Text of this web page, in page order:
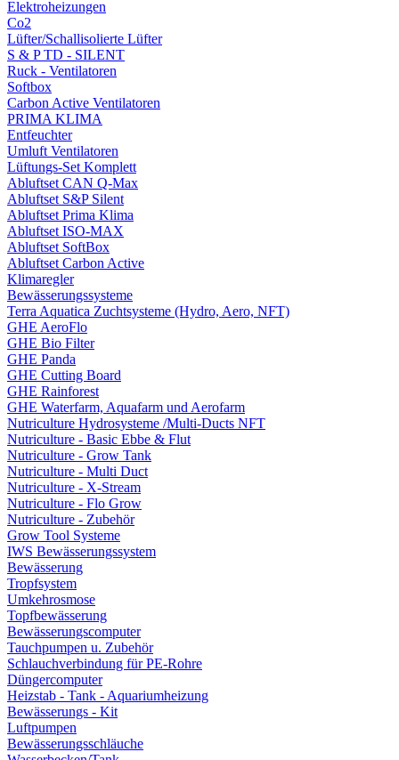
Elektroheizungen
Co2
Lüfter/Schallisolierte Lüfter
S & P TD - SILENT
Ruck - Ventilatoren
Softbox
Carbon Active Ventilatoren
PRIMA KLIMA
Entfeuchter
Umluft Ventilatoren
Lüftungs-Set Komplett
Abluftset CAN Q-Max
Abluftset S&P Silent
Abluftset Prima Klima
Abluftset ISO-MAX
Abluftset SoftBox
Abluftset Carbon Active
Klimaregler
Bewässerungssysteme
Terra Aquatica Zuchtsysteme (Hydro, Aero, NFT)
GHE AeroFlo
GHE Bio Filter
GHE Panda
GHE Cutting Board
GHE Rainforest
GHE Waterfarm, Aquafarm und Aerofarm
Nutriculture Hydrosysteme /Multi-Ducts NFT
Nutriculture - Basic Ebbe & Flut
Nutriculture - Grow Tank
Nutriculture - Multi Duct
Nutriculture - X-Stream
Nutriculture - Flo Grow
Nutriculture - Zubehör
Grow Tool Systeme
IWS Bewässerungssystem
Bewässerung
Tropfsystem
Umkehrosmose
Topfbewässerung
Bewässerungscomputer
Tauchpumpen u. Zubehör
Schlauchverbindung für PE-Rohre
Düngercomputer
Heizstab - Tank - Aquariumheizung
Bewässerungs - Kit
Luftpumpen
Bewässerungsschläuche